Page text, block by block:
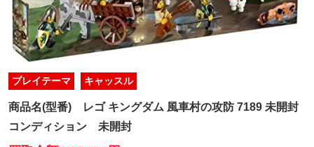
プレイテーマ キャッスル
商品名(型番)
レゴ キングダム 風車村の攻防 7189 未開封
コンディション
未開封